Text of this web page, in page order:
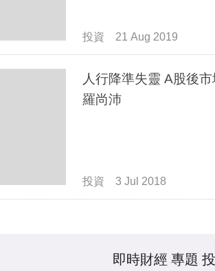
投資 21 Aug 2019
人行降準失靈 A股後
羅尚沛
投資 3 Jul 2018
即時財經 專題